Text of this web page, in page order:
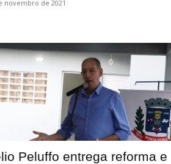
novembro de 2021
Peluffo entrega reforma e